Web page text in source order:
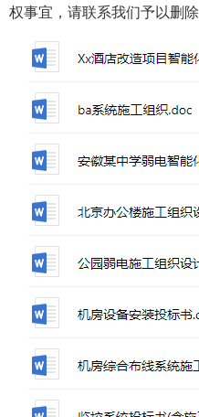
权事宜，请联系我们予以删除